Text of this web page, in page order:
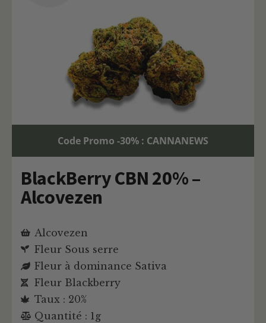
Code Promo -30% : CANNANEWS
BlackBerry CBN 20% –
Alcovezen
Alcovezen
Fleur Sous serre
Fleur à dominance Sativa
Fleur Blackberry
Taux : 20%
Quantité : 1g